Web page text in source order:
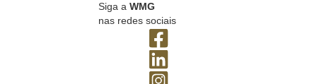
Siga a WMG
nas redes sociais